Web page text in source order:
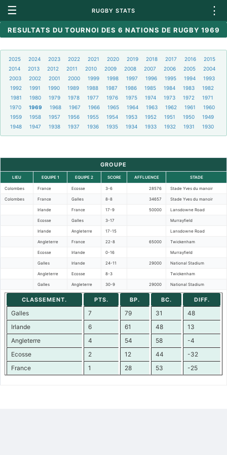
☰ RUGBY STATS ⋮
RESULTATS DU TOURNOI DES 6 NATIONS DE RUGBY 1969
2025 2024 2023 2022 2021 2020 2019 2018 2017 2016
2015
2014
2013 2012 2011 2010 2009 2008 2007 2006 2005
2004
2003
2002 2001 2000 1999 1998 1997 1996 1995 1994
1993
1992
1991 1990 1989 1988 1987 1986 1985 1984 1983
1982
1981
1980 1979 1978 1977 1976 1975 1974 1973 1972
1971
1970
1969 1968 1967 1966 1965 1964 1963 1962 1961
1960
1959
1958 1957 1956 1955 1954 1953 1952 1951 1950
1949
1948
1947 1938 1937 1936 1935 1934 1933 1932 1931 1930
GROUPE
LIEU EQUIPE 1 EQUIPE 2 SCORE AFFLUENCE STADE
Colombes France Ecosse 3-6 28576 Stade Yves du manoir
Colombes France Galles 8-8 34657 Stade Yves du manoir
Irlande France 17-9 50000 Lansdowne Road
Ecosse Galles 3-17 Murrayfield
Irlande Angleterre 17-15 Lansdowne Road
Angleterre France 22-8 65000 Twickenham
Ecosse Irlande 0-16 Murrayfield
Galles Irlande 24-11 29000 National Stadium
Angleterre Ecosse 8-3 Twickenham
Galles Angleterre 30-9 29000 National Stadium
CLASSEMENT. PTS. BP. BC. DIFF.
Galles 7 79 31
48
Irlande
6 61 48
13
Angleterre
4 54 58
-4
Ecosse
2 12 44
-32
France
1 28 53 -25